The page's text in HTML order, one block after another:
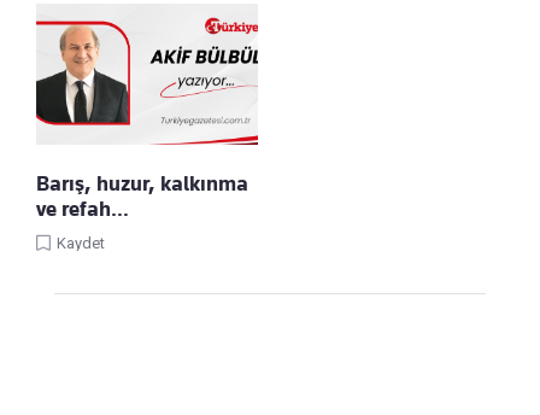
Barış, huzur, kalkınma
ve refah…
Kaydet